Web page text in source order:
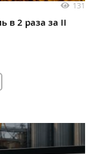
131
в 2 раза за II